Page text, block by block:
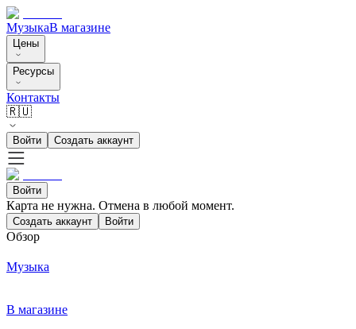
МузыкаВ магазине
Цены
Ресурсы
Контакты
🇷🇺
Войти Создать аккаунт
Войти
Карта не нужна. Отмена в любой момент.
Создать аккаунт Войти
Обзор
Музыка
В магазине